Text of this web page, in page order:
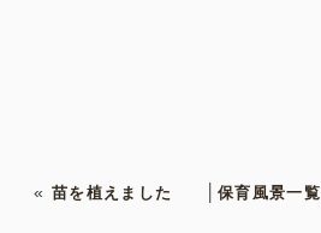
« 苗を植えました 保育風景一覧